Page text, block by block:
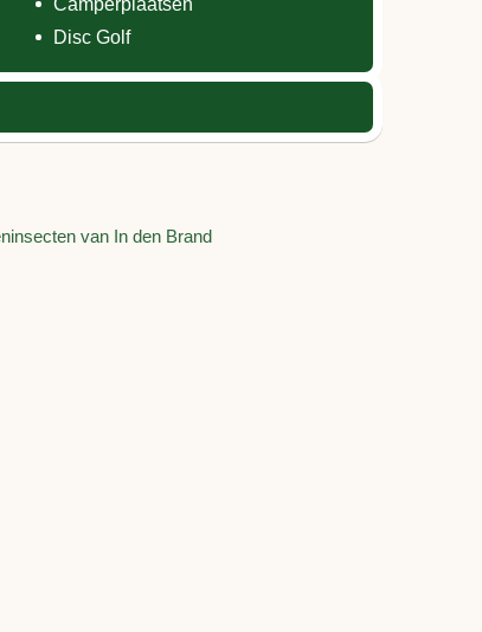
Camperplaatsen
Disc Golf